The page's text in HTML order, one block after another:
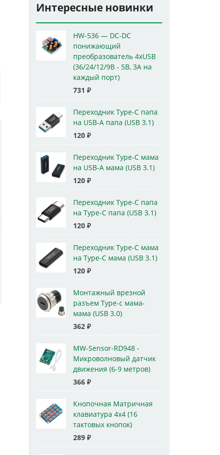
Интересные новинки
HW-536 — DC-DC
понижающий
преобразователь 4xUSB
(36/24/12/9В - 5В, 3А на
каждый порт)
731 ₽
Переходник Type-C папа
на USB-A папа (USB 3.1)
120 ₽
Переходник Type-C мама
на USB-A мама (USB 3.1)
120 ₽
Переходник Type-C папа
на Type-C папа (USB 3.1)
120 ₽
Переходник Type-C мама
на Type-C мама (USB 3.1)
120 ₽
Монтажный врезной
разъем Type-c мама-
мама (USB 3.0)
362 ₽
MW-Sensor-RD948 -
Микроволновый датчик
движения (6-9 метров)
366 ₽
Кнопочная Матричная
клавиатура 4x4 (16
тактовых кнопок)
289 ₽